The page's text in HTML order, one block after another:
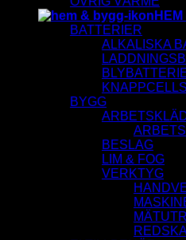
BATTERIER
ALKALISKA
BYGG
BESLAG
LIM & FOG
VERKTYG